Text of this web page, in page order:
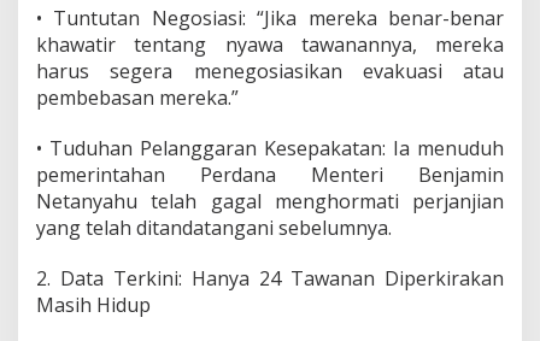
n
,
s
b
e
r
e
• Tuntutan Negosiasi: “Jika mereka benar-benar
khawatir tentang nyawa tawanannya, mereka
harus segera menegosiasikan evakuasi atau
pembebasan mereka.”
• Tuduhan Pelanggaran Kesepakatan: Ia menuduh
pemerintahan Perdana Menteri Benjamin
Netanyahu telah gagal menghormati perjanjian
yang telah ditandatangani sebelumnya.
2. Data Terkini: Hanya 24 Tawanan Diperkirakan
Masih Hidup